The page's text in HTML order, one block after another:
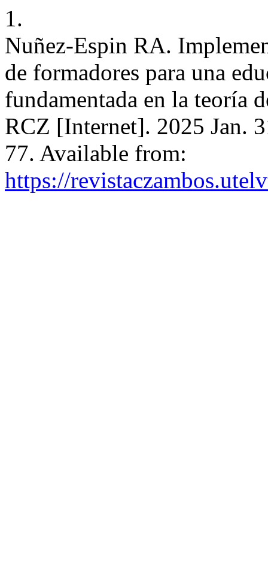
1.
Nuñez-Espin RA.
de formadores para una
fundamentada en la teoría
RCZ [Internet]. 2025 Jan.
77. Available from:
https://